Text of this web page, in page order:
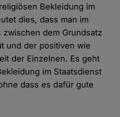
Bekleidung im
dies, dass man im
dem Grundsatz
und der positiven wie
der Einzelnen. Es geht
im Staatsdienst
dass es dafür gute